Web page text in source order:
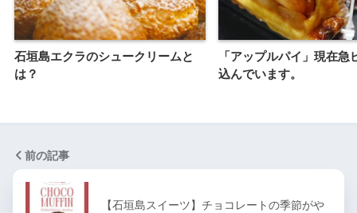
石垣島エクラのシュークリームと
は？
「アップルパイ」現在急
込んでいます。
前の記事
【石垣島スイーツ】チョコレートの季節がや